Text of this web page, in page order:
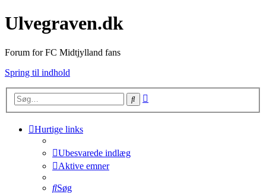
Ulvegraven.dk
Forum for FC Midtjylland fans
Spring til indhold
Søg
Hurtige links
Ubesvarede indlæg
Aktive emner
Søg